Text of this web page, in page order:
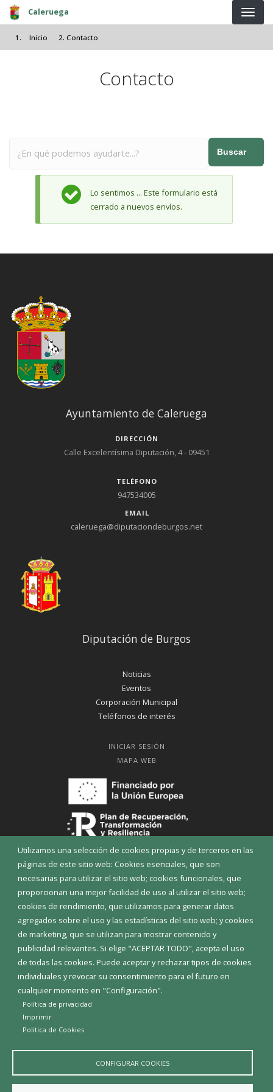
Pasar al contenido principal
Caleruega
Inicio Contacto
Contacto
Buscar
Mensaje de estado
Lo sentimos ... Este formulario está
cerrado a nuevos envíos.
Utilizamos una selección de cookies propias y de terceros en las
páginas de este sitio web: Cookies esenciales, que son
necesarias para utilizar el sitio web; cookies funcionales, que
proporcionan una mejor facilidad de uso al utilizar el sitio web;
cookies de rendimiento, que utilizamos para generar datos
agregados sobre el uso y las estadísticas del sitio web; y cookies
de marketing, que se utilizan para mostrar contenido y
publicidad relevantes. Si elige "ACEPTAR TODO", acepta el uso
de todas las cookies. Puede aceptar y rechazar tipos de cookies
individuales y revocar su consentimiento para el futuro en
cualquier momento en "Configuración".
Política de privacidad
Imprimir
Politica de Cookies
CONFIGURAR COOKIES
Ayuntamiento de Caleruega
DIRECCIÓN
Calle Excelentísima Diputación, 4 - 09451
TELÉFONO
947534005
EMAIL
caleruega@diputaciondeburgos.net
Diputación de Burgos
Noticias
Eventos
Corporación Municipal
Teléfonos de interés
INICIAR SESIÓN
MAPA WEB
Diputación de Burgos
Aviso Legal Política de privacidad
Política de Cookies
Declaración de accesibilidad